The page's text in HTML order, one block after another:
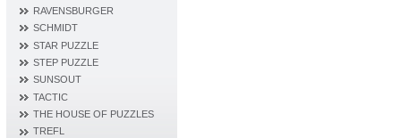
RAVENSBURGER
SCHMIDT
STAR PUZZLE
STEP PUZZLE
SUNSOUT
TACTIC
THE HOUSE OF PUZZLES
TREFL